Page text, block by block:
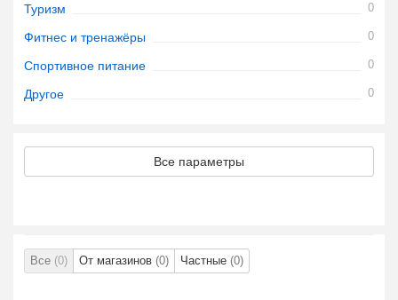
Туризм 0
Фитнес и тренажёры 0
Спортивное питание 0
Другое 0
Все параметры
Все (0) От магазинов (0) Частные (0)